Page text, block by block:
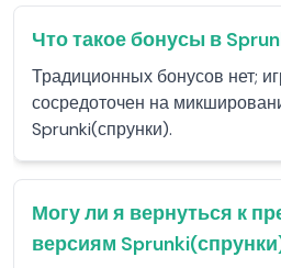
Что такое бонусы в
Традиционных бонусов нет;
сосредоточен на
Sprunki(спрунки).
Могу ли я вернуться к
версиям